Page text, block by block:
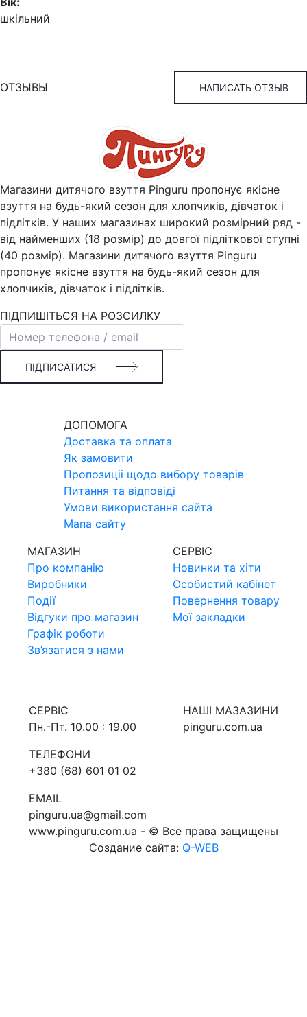
шкільний
ОТЗЫВЫ НАПИСАТЬ ОТЗЫВ
Магазини дитячого взуття Pinguru пропонує якісне
взуття на будь-який сезон для хлопчиків, дівчаток і
підлітків. У наших магазинах широкий розмірний ряд -
від найменших (18 розмір) до довгої підліткової ступні
(40 розмір). Магазини дитячого взуття Pinguru
пропонує якісне взуття на будь-який сезон для
хлопчиків, дівчаток і підлітків.
ПІДПИШІТЬСЯ НА РОЗСИЛКУ
ПІДПИСАТИСЯ
ДОПОМОГА
Доставка та оплата
Як замовити
Пропозицii щодо вибору товарiв
Питання та вiдповiдi
Умови використання сайта
Мапа сайту
МАГАЗИН
Про компанiю
Виробники
Події
Відгуки про магазин
Графік роботи
Зв’язатися з нами
СЕРВIС
Новинки та хiти
Особистий кабінет
Повернення товару
Мої закладки
СЕРВIС
Пн.-Пт. 10.00 : 19.00
ТЕЛЕФОНИ
+380 (68) 601 01 02
EMAIL
pinguru.ua@gmail.com
НАШI МАЗАЗИНИ
pinguru.com.ua
www.pinguru.com.ua - © Все права защищены
Создание сайта: Q-WEB